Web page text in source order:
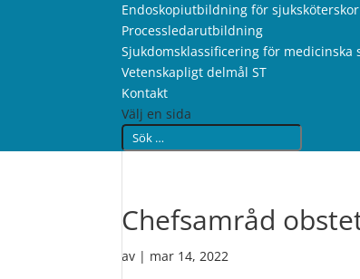
Endoskopiutbildning för sjuksköterskor
Processledarutbildning
Sjukdomsklassificering för medicinska
Vetenskapligt delmål ST
Kontakt
Välj en sida
Chefsamråd
av | mar 14, 2022